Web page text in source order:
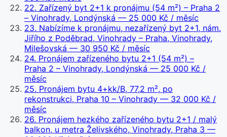
22. Zařízený byt 2+1 k pronájmu (54 m²) – Praha 2
– Vinohrady, Londýnská — 25 000 Kč / měsíc
23. Nabízíme k pronájmu, nezařízený byt 2+1, nám.
Jiřího z Poděbrad, Vinohrady – Praha, Vinohrady,
Milešovská — 30 950 Kč / měsíc
24. Pronájem zařízeného bytu 2+1 (54 m²) –
Praha 2 – Vinohrady, Londýnská — 25 000 Kč /
měsíc
25. Pronájem bytu 4+kk/B, 77,2 m², po
rekonstrukci, Praha 10 – Vinohrady — 32 000 Kč /
měsíc
26. Pronájem hezkého zařízeného bytu 2+1 / malý
balkon, u metra Želivského, Vinohrady, Praha 3 —